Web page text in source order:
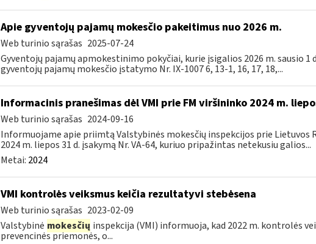
Apie gyventojų pajamų mokesčio pakeitimus nuo 2026 m.
Web turinio sąrašas 2025-07-24
Gyventojų pajamų apmokestinimo pokyčiai, kurie įsigalios 2026 m. sausio
gyventojų pajamų mokesčio įstatymo Nr. IX-1007 6, 13-1, 16, 17, 18,...
Informacinis pranešimas dėl VMI prie FM viršininko 2024 m.
Web turinio sąrašas 2024-09-16
Informuojame apie priimtą Valstybinės mokesčių inspekcijos prie
2024 m. liepos 31 d. įsakymą Nr. VA-64, kuriuo pripažintas netekusiu galios...
Metai: 2024
VMI kontrolės veiksmus keičia rezultatyvi stebėsena
Web turinio sąrašas 2023-02-09
Valstybinė mokesčių inspekcija (VMI) informuoja, kad 2022 m. kontrolės
prevencinės priemonės, o...